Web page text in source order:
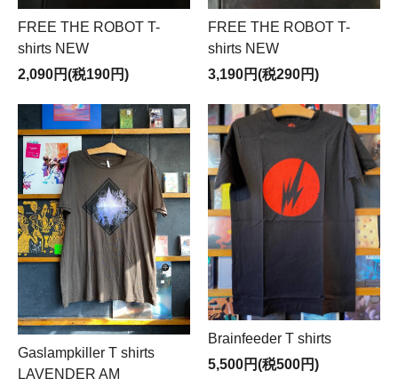
FREE THE ROBOT T-
shirts NEW
2,090円(税190円)
FREE THE ROBOT T-
shirts NEW
3,190円(税290円)
Gaslampkiller T shirts
LAVENDER AM
Brainfeeder T shirts
5,500円(税500円)